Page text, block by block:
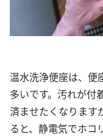
温水洗浄便座は、便
多いです。汚れが付
済ませたくなります
ると、静電気でホコ